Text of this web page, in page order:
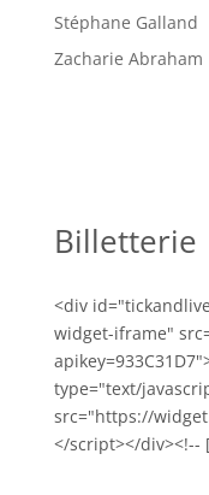
Stéphane Galland
Zacharie Abraham
Billetterie
<div
widget-iframe"
type="text/
src="https://
</script></div><!--